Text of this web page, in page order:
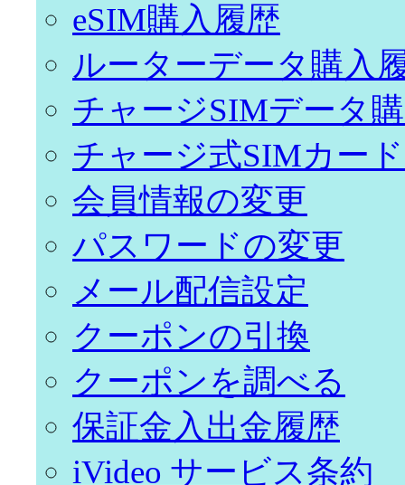
eSIM購入履歴
ルーターデータ購入
チャージSIMデータ
チャージ式SIMカー
会員情報の変更
パスワードの変更
メール配信設定
クーポンの引換
クーポンを調べる
保証金入出金履歴
iVideo サービス条約